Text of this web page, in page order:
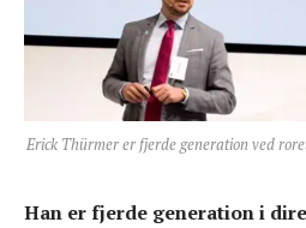
Erick Thürmer er fjerde generation ved
Han er fjerde generation i